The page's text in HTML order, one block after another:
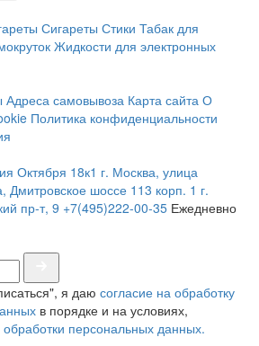
Сигареты Стики Табак для
Жидкости для электронных
Адреса самовывоза Карта сайта О
Политика конфиденциальности
Октября 18к1 г. Москва, улица
Дмитровское шоссе 113 корп. 1 г.
пр-т, 9 +7(495)222-00-35 Ежедневно
я даю согласие на обработку
в порядке и на условиях,
обработки персональных данных.